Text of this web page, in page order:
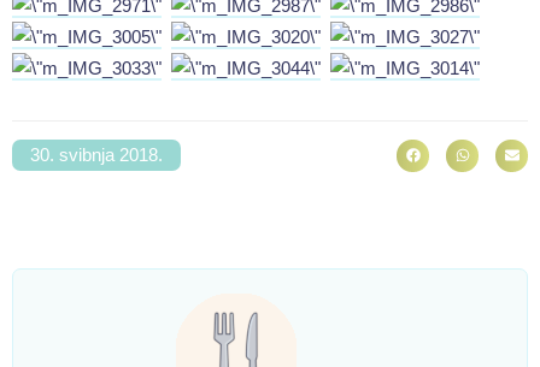
30. svibnja 2018.